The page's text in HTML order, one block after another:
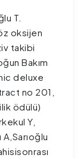
T.
oksijen
takibi
Bakım
deluxe
no 201,
ödülü)
Y,
A,Sarıoğlu